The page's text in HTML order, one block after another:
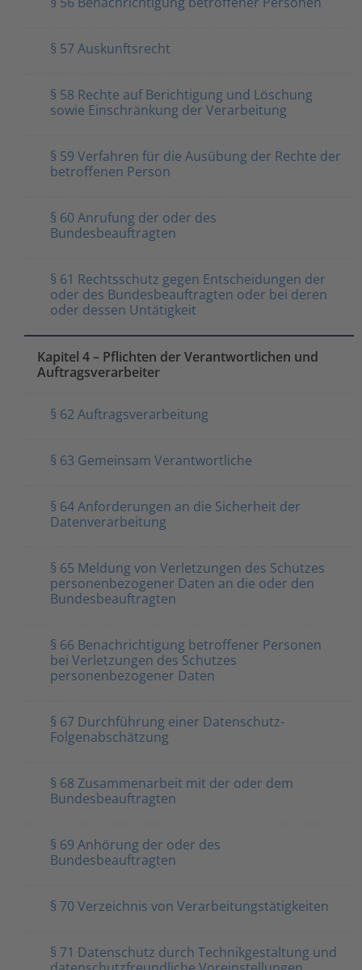
§ 57 Auskunftsrecht
§ 58 Rechte auf Berichtigung und Löschung
sowie Einschränkung der Verarbeitung
§ 59 Verfahren für die Ausübung der Rechte der
betroffenen Person
§ 60 Anrufung der oder des
Bundesbeauftragten
§ 61 Rechtsschutz gegen Entscheidungen der
oder des Bundesbeauftragten oder bei deren
oder dessen Untätigkeit
Kapitel 4 – Pflichten der Verantwortlichen und
Auftragsverarbeiter
§ 62 Auftragsverarbeitung
§ 63 Gemeinsam Verantwortliche
§ 64 Anforderungen an die Sicherheit der
Datenverarbeitung
§ 65 Meldung von Verletzungen des Schutzes
personenbezogener Daten an die oder den
Bundesbeauftragten
§ 66 Benachrichtigung betroffener Personen
bei Verletzungen des Schutzes
personenbezogener Daten
§ 67 Durchführung einer Datenschutz-
Folgenabschätzung
§ 68 Zusammenarbeit mit der oder dem
Bundesbeauftragten
§ 69 Anhörung der oder des
Bundesbeauftragten
§ 70 Verzeichnis von Verarbeitungstätigkeiten
§ 71 Datenschutz durch Technikgestaltung und